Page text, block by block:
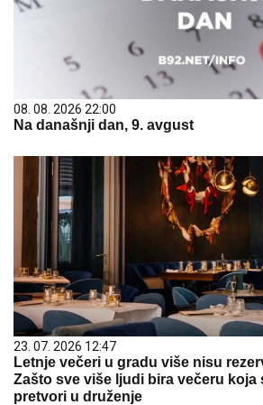
08. 08. 2026 22:00
Na današnji dan, 9. avgust
23. 07. 2026 12:47
Letnje večeri u gradu više nisu
Zašto sve više ljudi bira večeru koja
pretvori u druženje